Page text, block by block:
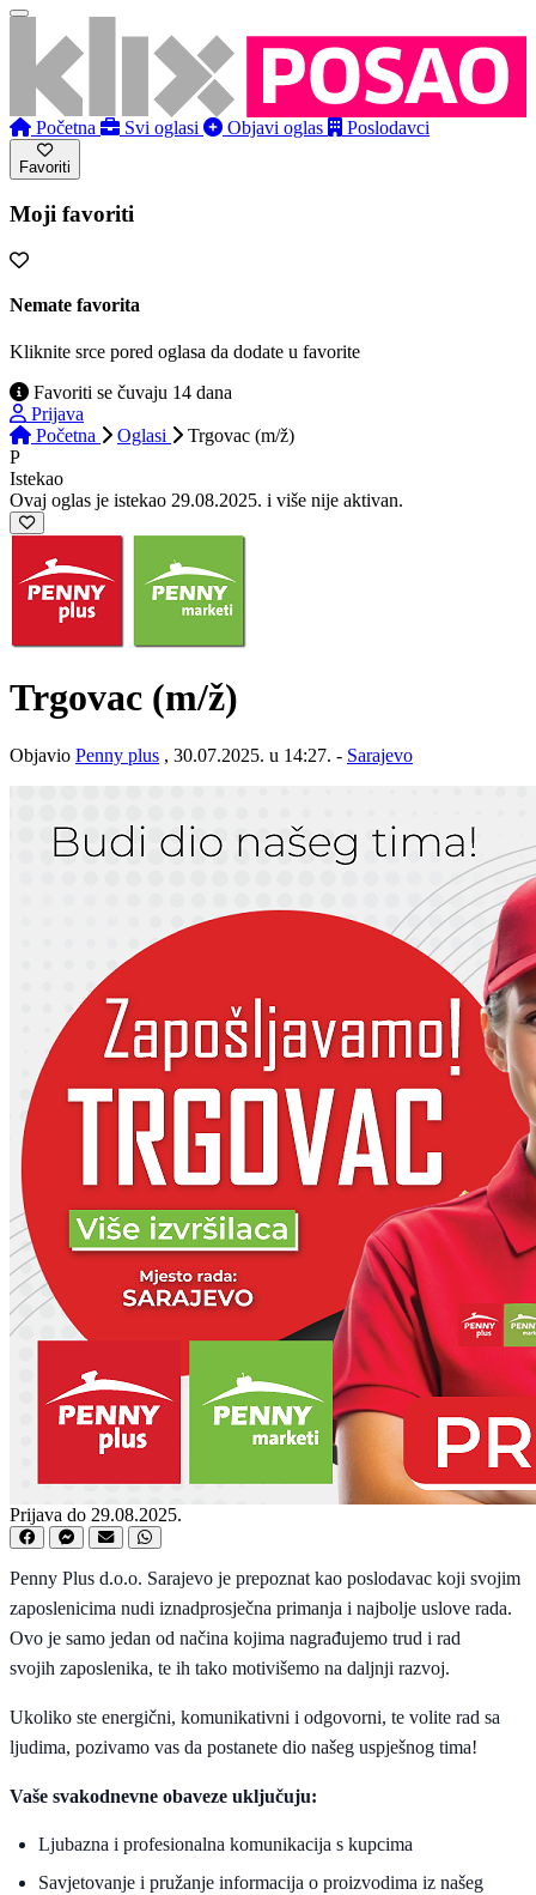
Početna Svi oglasi Objavi oglas Poslodavci
Favoriti
Moji favoriti
Nemate favorita
Kliknite srce pored oglasa da dodate u favorite
Favoriti se čuvaju 14 dana
Prijava
Početna
Oglasi
Trgovac (m/ž)
P
Istekao
Ovaj oglas je istekao 29.08.2025. i više nije aktivan.
Trgovac (m/ž)
Objavio Penny plus , 30.07.2025. u 14:27. - Sarajevo
Prijava do 29.08.2025.
Penny Plus d.o.o. Sarajevo je prepoznat kao poslodavac koji svojim
zaposlenicima nudi iznadprosječna primanja i najbolje uslove rada.
Ovo je samo jedan od načina kojima nagrađujemo trud i rad
svojih zaposlenika, te ih tako motivišemo na daljnji razvoj.
Ukoliko ste energični, komunikativni i odgovorni, te volite rad sa
ljudima, pozivamo vas da postanete dio našeg uspješnog tima!
Vaše svakodnevne obaveze uključuju:
Ljubazna i profesionalna komunikacija s kupcima
Savjetovanje i pružanje informacija o proizvodima iz našeg